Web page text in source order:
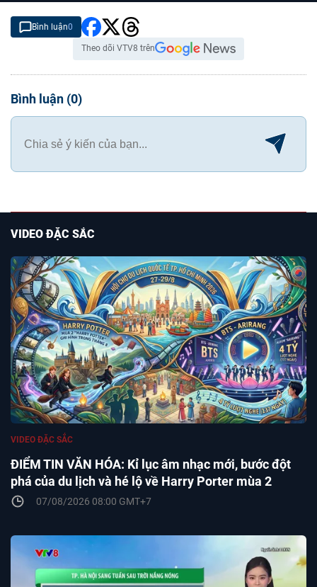
Bình luận0
Theo dõi VTV8 trên
Bình luận (0)
VIDEO ĐẶC SẮC
ĐIỂM TIN VĂN HÓA: Kỉ lục âm nhạc mới, bước đột
phá của du lịch và hé lộ về Harry Porter mùa 2
VIDEO ĐẶC SẮC
07/08/2026 08:00 GMT+7